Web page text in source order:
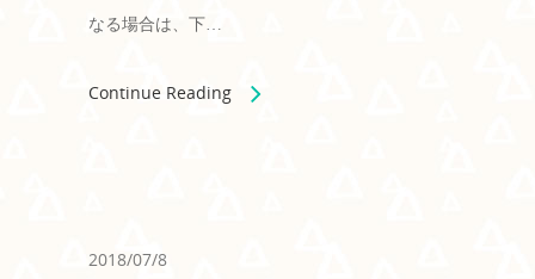
なる場合は、下…
Continue Reading
2018/07/8